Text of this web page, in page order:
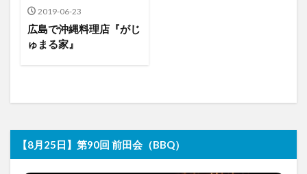
2019-06-23
広島で沖縄料理店『がじ
ゅまる家』
【8月25日】第90回 前田会（BBQ）